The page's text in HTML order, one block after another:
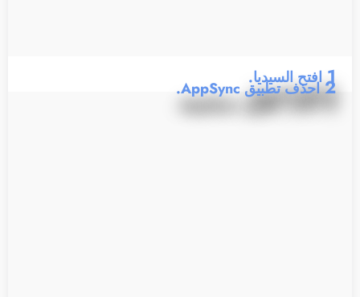
1 افتح السيديا.2 احذف تطبيق AppSync.